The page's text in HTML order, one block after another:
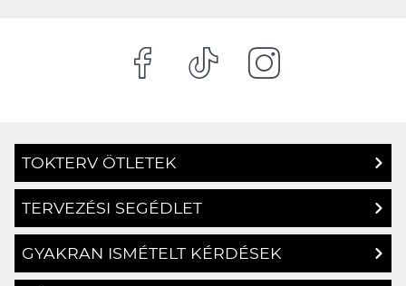
TOKTERV ÖTLETEK
TERVEZÉSI SEGÉDLET
GYAKRAN ISMÉTELT KÉRDÉSEK